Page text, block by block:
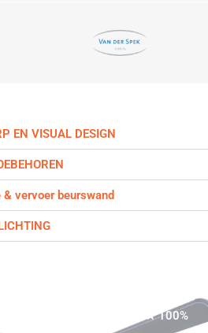
EN VISUAL DESIGN
vervoer beurswand
een Beursstand per email ★ 100%
Vrijblijvend